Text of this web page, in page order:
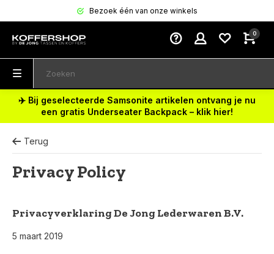
Bezoek één van onze winkels
0
✈️ Bij geselecteerde Samsonite artikelen ontvang je nu
een gratis Underseater Backpack – klik hier!
Terug
Privacy Policy
Privacyverklaring De Jong Lederwaren B.V.
5 maart 2019